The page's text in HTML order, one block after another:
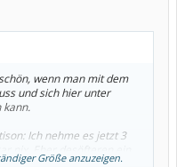
wenn man mit dem
und sich hier unter
kann.
Ich nehme es jetzt 3
Gelenken und gelegentlich
Größe anzuzeigen.